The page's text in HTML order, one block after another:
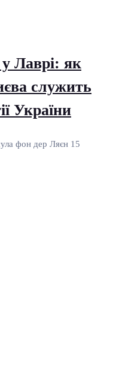
Лаврі: як
служить
України
фон дер Ляєн 15